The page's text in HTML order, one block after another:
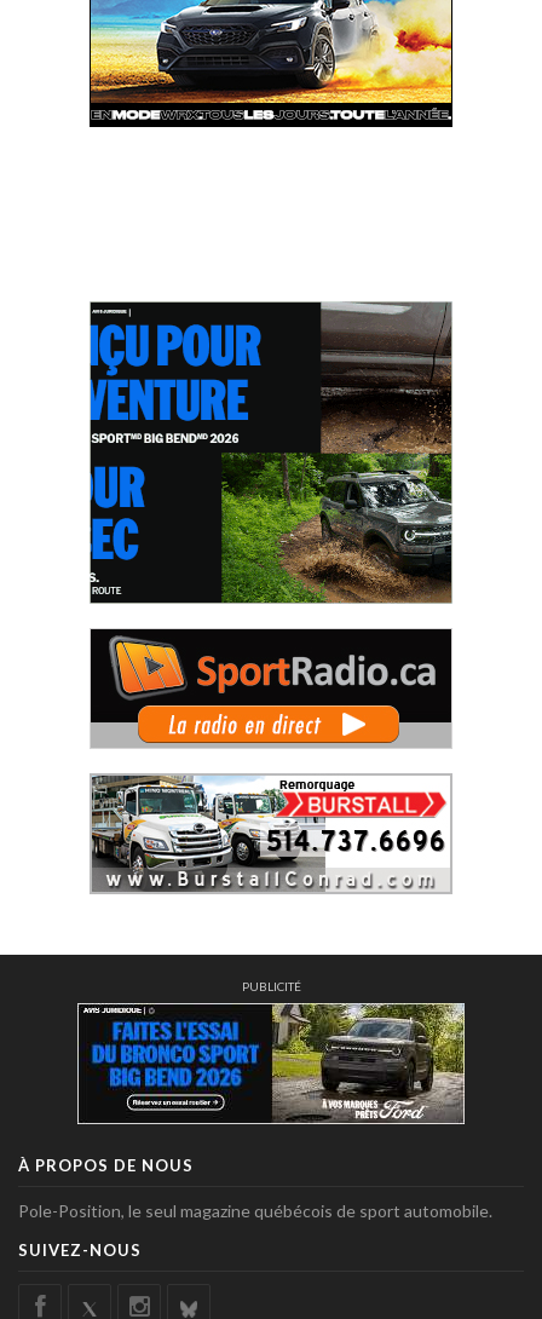
PUBLICITÉ
À PROPOS DE NOUS
Pole-Position, le seul magazine québécois de sport automobile.
SUIVEZ-NOUS